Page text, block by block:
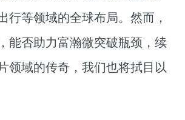
行等领域的全球布局。然而，
能否助力富瀚微突破瓶颈，续
领域的传奇，我们也将拭目以